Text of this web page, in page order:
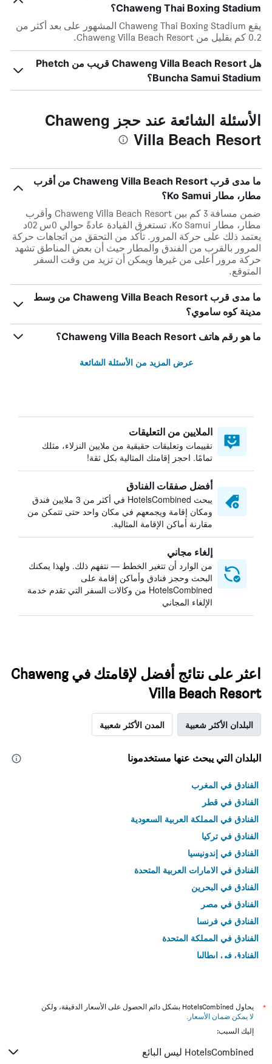
Chaweng Thai Boxing Stadium؟
يقع Chaweng Thai Boxing Stadium المشهور على بعد أكثر من
0.2 كم بقليل من Chaweng Villa Beach Resort.
هل Chaweng Villa Beach Resort قريب من Phetch
Buncha Samui Stadium؟
الأسئلة الشائعة عند حجز Chaweng
Villa Beach Resort
ما مدى قرب Chaweng Villa Beach Resort من أقرب
مطار، مطار Ko Samui؟
ضمن مسافة 3 كم بين Chaweng Villa Beach Resort وأقرب
مطار، مطار Ko Samui، تستغرق القيادة عادةً حوالي 0س 02د
يعتمد ذلك على حركة المرور. تأكد من التحقق من اتجاهات حركة
المرور بالقرب من الفندق والمطار حيث أن بعض المناطق تشهد
حركة مرور أعلى من غيرها ويمكن أن تزيد من وقت السفر
المتوقع.
ما مدى قرب Chaweng Villa Beach Resort من وسط
مدينة كوه ساموي؟
ما هو رقم هاتف Chaweng Villa Beach Resort؟
عرض المزيد من الأسئلة الشائعة
الملايين من التعليقات
تقييمات وتعليقات حقيقية من ملايين النزلاء، مثلك
تمامًا. احجز إقامتك المثالية بكل ثقة!
أفضل صفقات الفنادق
يبحث HotelsCombined في أكثر من 3 ملايين فندق
ومكان إقامة ويجمعهم في مكان واحد حتى تتمكن من
مقارنة أماكن الإقامة المثالية.
إلغاء مجاني
من الوارد أن تتغير الخطط — نتفهم ذلك. ولهذا يمكنك
البحث وحجز فنادق وأماكن إقامة على
HotelsCombined من وكالات السفر التي تقدم خدمة
الإلغاء المجاني
اعثر على نتائج أفضل لإقامتك في Chaweng
Villa Beach Resort
البلدان الأكثر شعبية المدن الأكثر شعبية
البلدان التي يبحث عنها مستخدمونا
الفنادق في المغرب
الفنادق في قطر
الفنادق في المملكة العربية السعودية
الفنادق في تركيا
الفنادق في إندونيسيا
الفنادق في الامارات العربية المتحدة
الفنادق في البحرين
الفنادق في مصر
الفنادق في فرنسا
الفنادق في المملكة المتحدة
الفنادق في إيطاليا
*
يحاول HotelsCombined بشكل دائم الحصول على الأسعار الدقيقة، ولكن
لا يمكن ضمان الأسعار .
إليك السبب:
HotelsCombined ليس البائع